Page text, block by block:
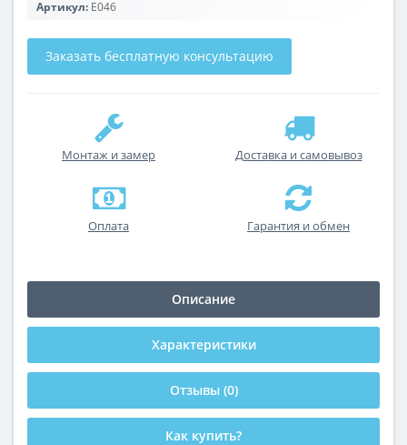
Артикул: E046
Заказать бесплатную консультацию
Монтаж и замер Доставка и самовывоз
Оплата Гарантия и обмен
Описание
Характеристики
Отзывы (0)
Как купить?